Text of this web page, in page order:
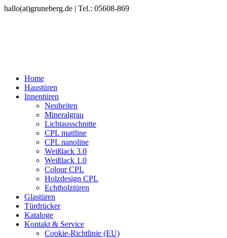
hallo(at)gruneberg.de | Tel.: 05608-869
Home
Haustüren
Innentüren
Neuheiten
Mineralgrau
Lichtausschnitte
CPL mattline
CPL nanoline
Weißlack 3.0
Weißlack 1.0
Colour CPL
Holzdesign CPL
Echtholztüren
Glastüren
Türdrücker
Kataloge
Kontakt & Service
Cookie-Richtlinie (EU)